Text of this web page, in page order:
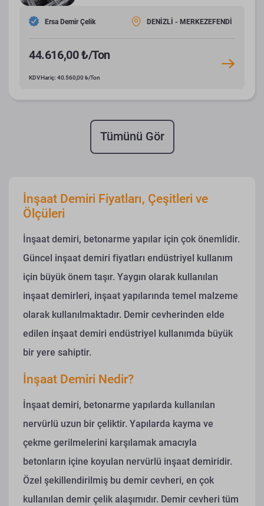
Ersa Demir Çelik DENİZLİ - MERKEZEFENDİ
44.616,00 ₺/Ton
KDV Hariç: 40.560,00 ₺/Ton
Tümünü Gör
İnşaat Demiri Fiyatları, Çeşitleri ve
Ölçüleri
İnşaat demiri, betonarme yapılar için çok önemlidir.
Güncel inşaat demiri fiyatları endüstriyel kullanım
için büyük önem taşır. Yaygın olarak kullanılan
inşaat demirleri, inşaat yapılarında temel malzeme
olarak kullanılmaktadır. Demir cevherinden elde
edilen inşaat demiri endüstriyel kullanımda büyük
bir yere sahiptir.
İnşaat Demiri Nedir?
İnşaat demiri, betonarme yapılarda kullanılan
nervürlü uzun bir çeliktir. Yapılarda kayma ve
çekme gerilmelerini karşılamak amacıyla
betonların içine koyulan nervürlü inşaat demiridir.
Özel şekillendirilmiş bu demir cevheri, en çok
kullanılan demir çelik alaşımıdır. Demir cevheri tüm